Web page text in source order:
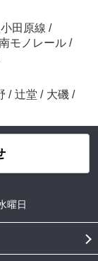
田原線 /
モノレール /
/ 辻堂 / 大磯 /
曜日